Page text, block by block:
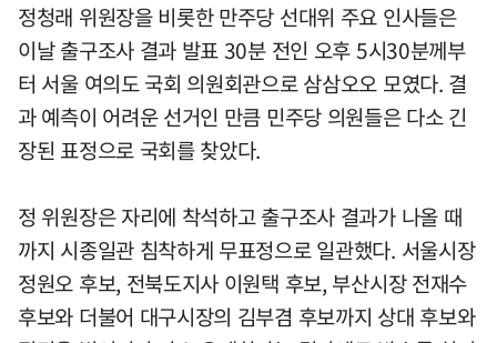
정청래 위원장을 비롯한 만주당 선대위 주요 인사들은
이날 출구조사 결과 발표 30분 전인 오후 5시30분께부
터 서울 여의도 국회 의원회관으로 삼삼오오 모였다. 결
과 예측이 어려운 선거인 만큼 민주당 의원들은 다소 긴
장된 표정으로 국회를 찾았다.
정 위원장은 자리에 착석하고 출구조사 결과가 나올 때
까지 시종일관 침착하게 무표정으로 일관했다. 서울시장
정원오 후보, 전북도지사 이원택 후보, 부산시장 전재수
후보와 더불어 대구시장의 김부겸 후보까지 상대 후보와